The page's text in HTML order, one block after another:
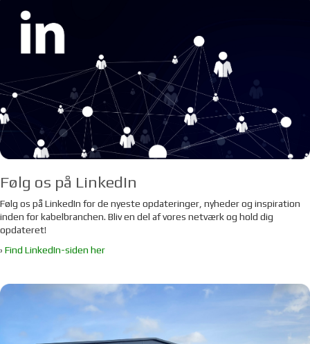
Følg os på LinkedIn
Følg os på LinkedIn for de nyeste opdateringer, nyheder og inspiration
inden for kabelbranchen. Bliv en del af vores netværk og hold dig
opdateret!
› Find LinkedIn-siden her